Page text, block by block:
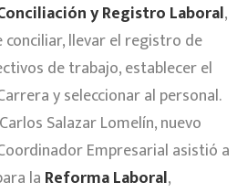
y Registro Laboral,
llevar el registro de
de trabajo, establecer el
y seleccionar al personal.
Salazar Lomelín, nuevo
Empresarial asistió a
laReforma Laboral,